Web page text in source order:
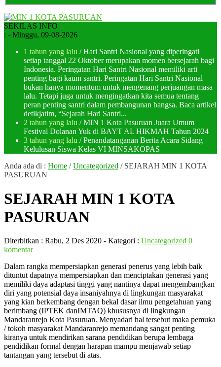
SEKILAS INFO
: - Minggu, 09-08-2026
1 tahun yang lalu / Hari Santri Nasional yang diperingati
setiap tanggal 22 Oktober merupakan momen bersejarah bagi
Indonesia. Peringatan Hari Santri Nasional memiliki arti
penting bagi kaum santri. Peringatan Hari Santri Nasional
bukan hanya momentum untuk mengenang perjuangan masa
lalu. Tetapi juga untuk mengingatkan kita semua tentang
peran penting santri dalam pembangunan bangsa. Baca artikel
detikjatim, “Sejarah Hari Santri...
2 tahun yang lalu / MIN 1 Kota Pasuruan Juara Umum
Festival Dolanan Yuk di BAYT AL HIKMAH Tahun 2024
3 tahun yang lalu / Penandatanganan Berita Acara Sidang
Kelulusan Siswa Kelas VI MINSAKOPAS
Anda ada di : Home /Uncategorized / SEJARAH MIN 1 KOTA
PASURUAN
SEJARAH MIN 1 KOTA
PASURUAN
Diterbitkan : Rabu, 2 Des 2020 - Kategori : Uncategorized 0
komentar
Dalam rangka mempersiapkan generasi penerus yang lebih baik
dituntut dapatnya mempersiapkan dan menciptakan generasi yang
memiliki daya adaptasi tinggi yang nantinya dapat mengembangkan
diri yang potensial daya insaniyahnya di lingkungan masyarakat
yang kian berkembang dengan bekal dasar ilmu pengetahuan yang
berimbang (IPTEK danIMTAQ) khususnya di lingkungan
Mandaranrejo Kota Pasuruan. Menyadari hal tersebut maka pemuka
/ tokoh masyarakat Mandaranrejo memandang sangat penting
kiranya untuk mendirikan sarana pendidikan berupa lembaga
pendidikan formal dengan harapan mampu menjawab setiap
tantangan yang tersebut di atas.